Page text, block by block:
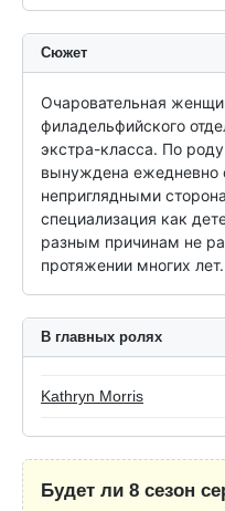
Сюжет
Очаровательная
филадельфийского
экстра-класса. По
вынуждена ежедневно
неприглядными
специализация как
разным причинам не
протяжении многих лет.
В главных ролях
Kathryn Morris
Будет ли 8 сезон